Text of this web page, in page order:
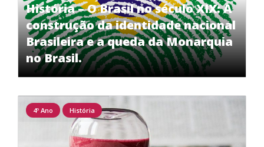
História – O Brasil no século XIX: A
construção da identidade nacional
Brasileira e a queda da Monarquia
no Brasil.
4º Ano História